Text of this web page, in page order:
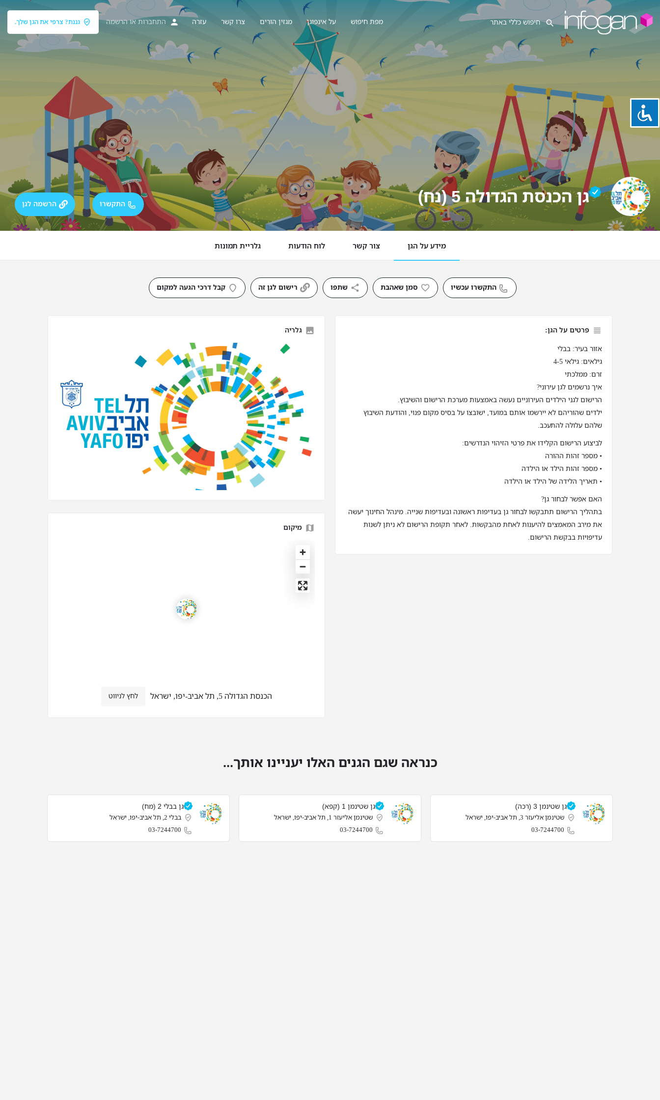
מפת חיפוש על אינפוגן מגזין הורים צרו קשר עזרה התחברות או הרשמה גננת? צרפי את הגן שלך.
גן הכנסת הגדולה 5 (נח) התקשרו הרשמה לגן
מידע על הגן צור קשר לוח הודעות גלריית תמונות
התקשרו עכשיו סמן שאהבת שתפו רישום לגן זה קבל דרכי הגעה למקום
פרטים על הגן:
אזור בעיר: בבלי
גילאים: גילאי 4-5
זרם: ממלכתי
איך נרשמים לגן עירוני?
הרישום לגני הילדים העירוניים נעשה באמצעות מערכת הרישום והשיבוץ.
ילדים שהוריהם לא יירשמו אותם במועד, ישובצו על בסיס מקום פנוי, והודעת השיבוץ
שלהם עלולה להתעכב.
לביצוע הרישום הקלידו את פרטי הזיהוי הנדרשים:
• מספר זהות ההורה
• מספר זהות הילד או הילדה
• תאריך הלידה של הילד או הילדה
האם אפשר לבחור גן?
בתהליך הרישום תתבקשו לבחור גן בעדיפות ראשונה ובעדיפות שנייה. מינהל החינוך יעשה
את מירב המאמצים להיענות לאחת מהבקשות. לאחר תקופת הרישום לא ניתן לשנות
עדיפויות בבקשת הרישום.
גלריה
מיקום
הכנסת הגדולה 5, תל אביב-יפו, ישראל לחץ לניווט
כנראה שגם הגנים האלו יעניינו אותך...
גן שטינמן 3 (רכה)
שטינמן אליעזר 3, תל אביב-יפו, ישראל
03-7244700
גן שטינמן 1 (קפא)
שטינמן אליעזר 1, תל אביב-יפו, ישראל
03-7244700
גן בבלי 2 (מח)
בבלי 2, תל אביב-יפו, ישראל
03-7244700